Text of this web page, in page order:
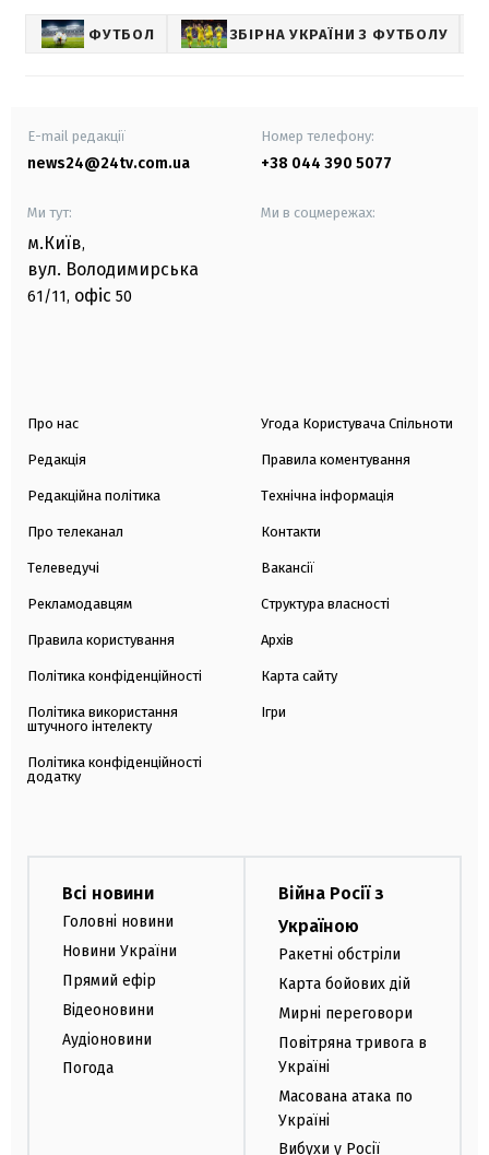
ФУТБОЛ ЗБІРНА УКРАЇНИ З ФУТБОЛУ
E-mail редакції
news24@24tv.com.ua
Номер телефону:
+38 044 390 5077
Ми тут:
м.Київ,
вул. Володимирська
61/11, офіс 50
Ми в соцмережах:
Про нас
Редакція
Редакційна політика
Про телеканал
Телеведучі
Рекламодавцям
Правила користування
Політика конфіденційності
Політика використання
штучного інтелекту
Політика конфіденційності
додатку
Угода Користувача Спільноти
Правила коментування
Технічна інформація
Контакти
Вакансії
Структура власності
Архів
Карта сайту
Ігри
Всі новини
Головні новини
Новини України
Прямий ефір
Відеоновини
Аудіоновини
Погода
Війна Росії з
Україною
Ракетні обстріли
Карта бойових дій
Мирні переговори
Повітряна тривога в
Україні
Масована атака по
Україні
Вибухи у Росії